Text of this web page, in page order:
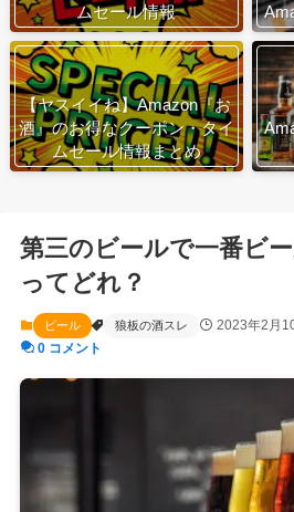
ムセール情報
【ヤスイイね】Amazon『お
酒』のお得なクーポン・タイ
ムセール情報まとめ
第三のビールで一番ビ
ってどれ？
ビール 狼板の酒スレ 2023年2月
0 コメント